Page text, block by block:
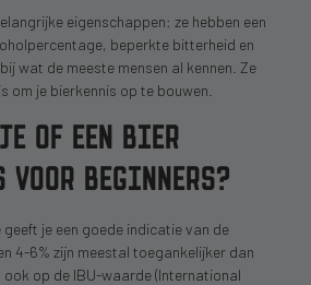
eigenschappen: ze hebben een
beperkte bitterheid en
wat de meeste mensen al kennen. Ze
om je bierkennis op te bouwen.
OF EEN BIER
BEGINNERS?
je een goede indicatie van de
4-6% zijn meestal toegankelijker dan
op de IBU-waarde (International